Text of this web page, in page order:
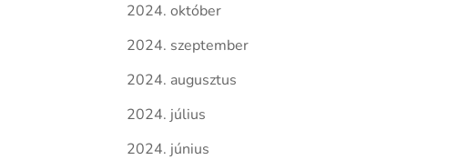
2024. október
2024. szeptember
2024. augusztus
2024. július
2024. június